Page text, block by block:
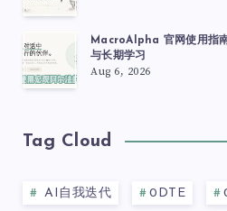
MacroAlpha 官网使用指
与长期学习
Aug 6, 2026
Tag Cloud
AI自我迭代 0DTE